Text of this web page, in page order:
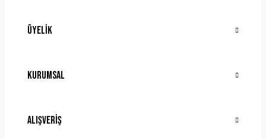
Üyelik
Kurumsal
Alışveriş